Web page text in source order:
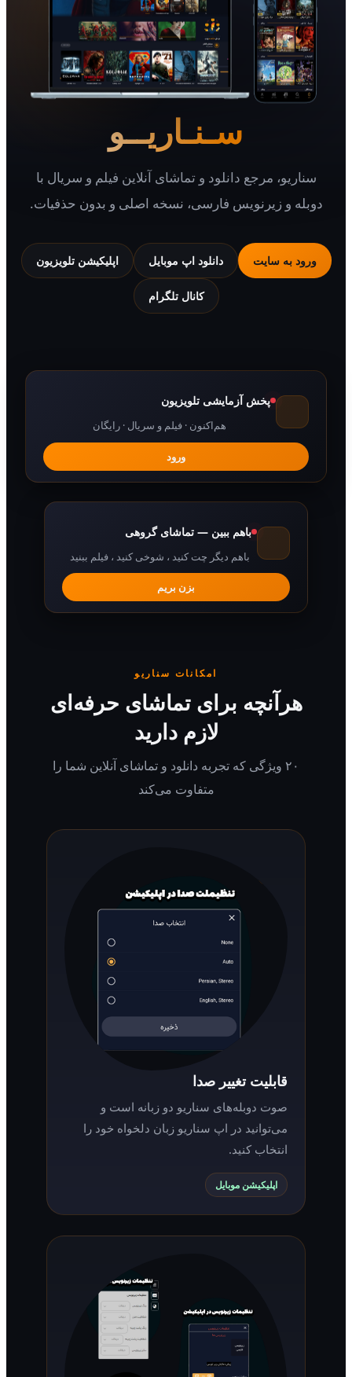
سـنـاریــو
مرجع دانلود و تماشای آنلاین فیلم و سریال با
و زیرنویس فارسی، نسخه اصلی و بدون حذفیات.
به سایت دانلود اپ موبایل اپلیکیشن تلویزیون
کانال تلگرام
پخش آزمایشی تلویزیون
هم‌اکنون · فیلم و سریال · رایگان
باهم ببین — تماشای گروهی
باهم دیگر چت کنید ، شوخی کنید ، فیلم ببنید
امکانات سناریو
برای تماشای حرفه‌ای
لازم دارید
۲۰ ویژگی که تجربه دانلود و تماشای آنلاین شما را
متفاوت می‌کند
قابلیت تغییر صدا
صوت دوبله‌های سناریو دو زبانه است و
می‌توانید در اپ سناریو زبان دلخواه خود را
انتخاب کنید.
اپلیکیشن موبایل